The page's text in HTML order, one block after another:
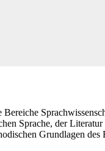
Sprache, der
Grundlagen des